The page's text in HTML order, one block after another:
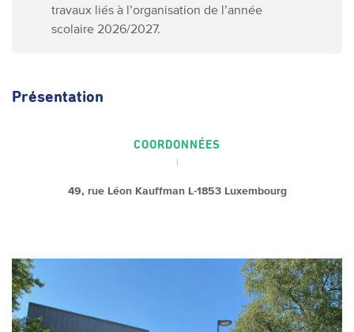
travaux liés à l’organisation de l’année
scolaire 2026/2027.
Présentation
COORDONNÉES
49, rue Léon Kauffman L-1853 Luxembourg